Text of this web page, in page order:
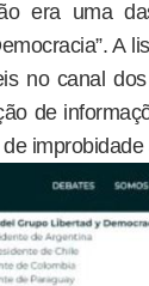
era uma
A
no canal
de